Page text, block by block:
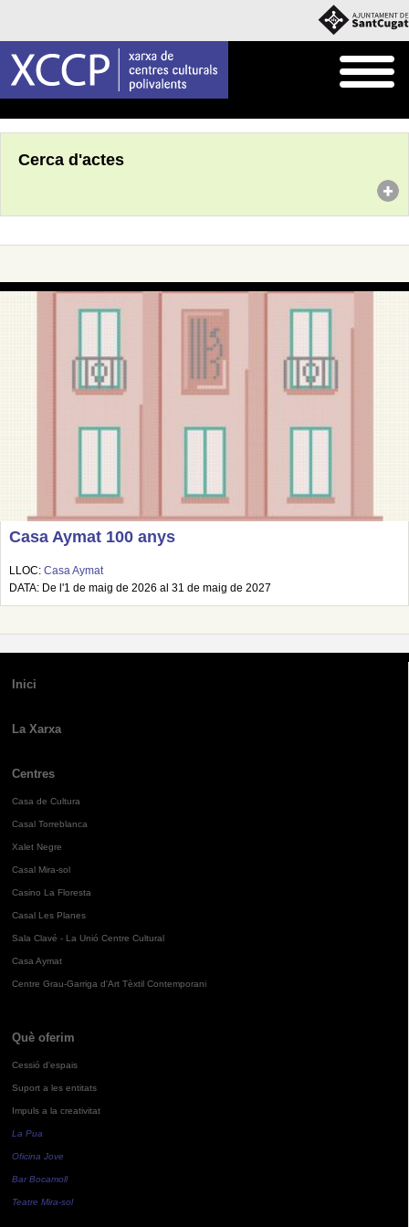
Cerca d'actes
Casa Aymat 100 anys
LLOC: Casa Aymat
DATA: De l'1 de maig de 2026 al 31 de maig de 2027
Inici
La Xarxa
Centres
Casa de Cultura
Casal Torreblanca
Xalet Negre
Casal Mira-sol
Casino La Floresta
Casal Les Planes
Sala Clavé - La Unió Centre Cultural
Casa Aymat
Centre Grau-Garriga d'Art Tèxtil Contemporani
Què oferim
Cessió d'espais
Suport a les entitats
Impuls a la creativitat
La Pua
Oficina Jove
Bar Bocamoll
Teatre Mira-sol